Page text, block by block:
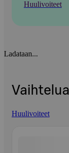
Huulivoiteet
Ladataan...
Huulivoiteet